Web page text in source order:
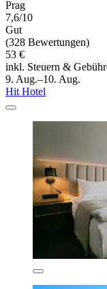
Prag
7,6/10
Gut
(328 Bewertungen)
53 €
inkl. Steuern &
9. Aug.–10. Aug.
Hit Hotel